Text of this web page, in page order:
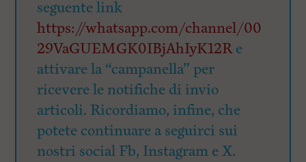
seguente link
https://whatsapp.com/channel/00
29VaGUEMGK0IBjAhIyK12Re
attivare la “campanella” per
ricevere le notifiche di invio
articoli. Ricordiamo, infine, che
potete continuare a seguirci sui
nostri social Fb, Instagram e X.